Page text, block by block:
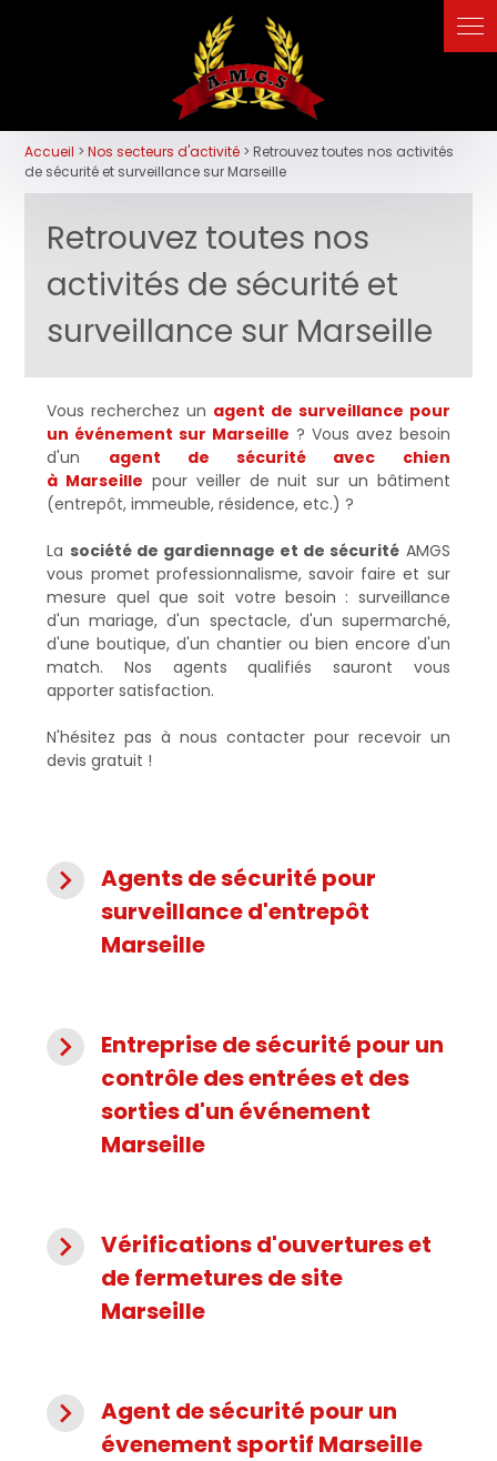
Accueil >Nos secteurs d'activité > Retrouvez toutes nos activités
de sécurité et surveillance sur Marseille
Retrouvez toutes nos
activités de sécurité et
surveillance sur Marseille
Vous recherchez un agent de surveillance pour
un événement sur Marseille ? Vous avez besoin
d'un agent de sécurité avec chien
à Marseille pour veiller de nuit sur un bâtiment
(entrepôt, immeuble, résidence, etc.) ?
La société de gardiennage et de sécurité AMGS
vous promet professionnalisme, savoir faire et sur
mesure quel que soit votre besoin : surveillance
d'un mariage, d'un spectacle, d'un supermarché,
d'une boutique, d'un chantier ou bien encore d'un
match. Nos agents qualifiés sauront vous
apporter satisfaction.
N'hésitez pas à nous contacter pour recevoir un
devis gratuit !
navigate_next Agents de sécurité pour
surveillance d'entrepôt
Marseille
navigate_next Entreprise de sécurité pour un
contrôle des entrées et des
sorties d'un événement
Marseille
navigate_next Vérifications d'ouvertures et
de fermetures de site
Marseille
navigate_next Agent de sécurité pour un
évenement sportif Marseille
Panneau de gestion des cookies